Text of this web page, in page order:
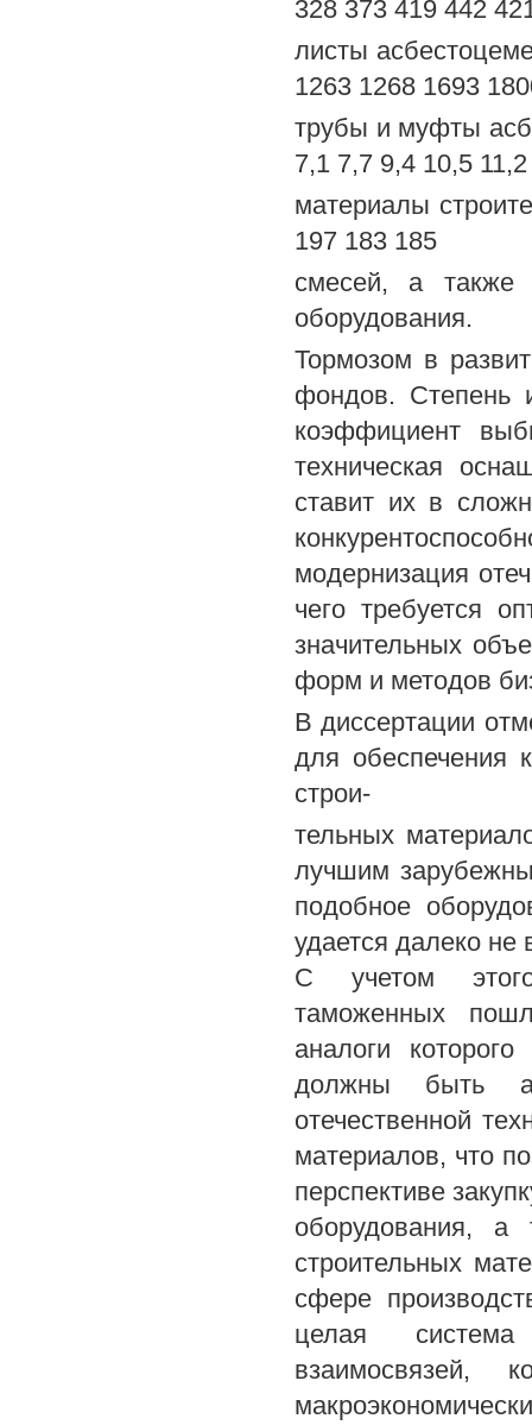
328 373 419 442
листы
1263 1268 1693
трубы и муфты
7,1 7,7 9,4 10,5
материалы
197 183 185
смесей, а также
оборудования.
Тормозом в
фондов. Степень
коэффициент
техническая
ставит их в
модернизация
чего требуется
значительных
форм и методов
В диссертации
для обеспечения
строи-
тельных
лучшим
подобное
удается далеко не
С учетом этого
таможенных
аналоги
должны быть
отечественной
материалов, что
перспективе
оборудования, а
строительных
сфере
целая система